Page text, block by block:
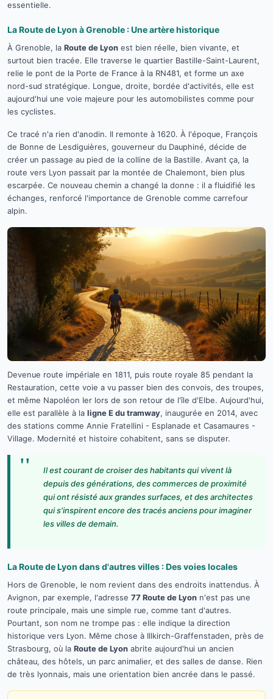
essentielle.
La Route de Lyon à Grenoble : Une artère historique
À Grenoble, la Route de Lyon est bien réelle, bien vivante, et
surtout bien tracée. Elle traverse le quartier Bastille-Saint-Laurent,
relie le pont de la Porte de France à la RN481, et forme un axe
nord-sud stratégique. Longue, droite, bordée d'activités, elle est
aujourd'hui une voie majeure pour les automobilistes comme pour
les cyclistes.
Ce tracé n'a rien d'anodin. Il remonte à 1620. À l'époque, François
de Bonne de Lesdiguières, gouverneur du Dauphiné, décide de
créer un passage au pied de la colline de la Bastille. Avant ça, la
route vers Lyon passait par la montée de Chalemont, bien plus
escarpée. Ce nouveau chemin a changé la donne : il a fluidifié les
échanges, renforcé l'importance de Grenoble comme carrefour
alpin.
Devenue route impériale en 1811, puis route royale 85 pendant la
Restauration, cette voie a vu passer bien des convois, des troupes,
et même Napoléon Ier lors de son retour de l'île d'Elbe. Aujourd'hui,
elle est parallèle à la ligne E du tramway, inaugurée en 2014, avec
des stations comme Annie Fratellini - Esplanade et Casamaures -
Village. Modernité et histoire cohabitent, sans se disputer.
"
Il est courant de croiser des habitants qui vivent là
depuis des générations, des commerces de proximité
qui ont résisté aux grandes surfaces, et des architectes
qui s'inspirent encore des tracés anciens pour imaginer
les villes de demain.
La Route de Lyon dans d'autres villes : Des voies locales
Hors de Grenoble, le nom revient dans des endroits inattendus. À
Avignon, par exemple, l'adresse 77 Route de Lyon n'est pas une
route principale, mais une simple rue, comme tant d'autres.
Pourtant, son nom ne trompe pas : elle indique la direction
historique vers Lyon. Même chose à Illkirch-Graffenstaden, près de
Strasbourg, où la Route de Lyon abrite aujourd'hui un ancien
château, des hôtels, un parc animalier, et des salles de danse. Rien
de très lyonnais, mais une orientation bien ancrée dans le passé.